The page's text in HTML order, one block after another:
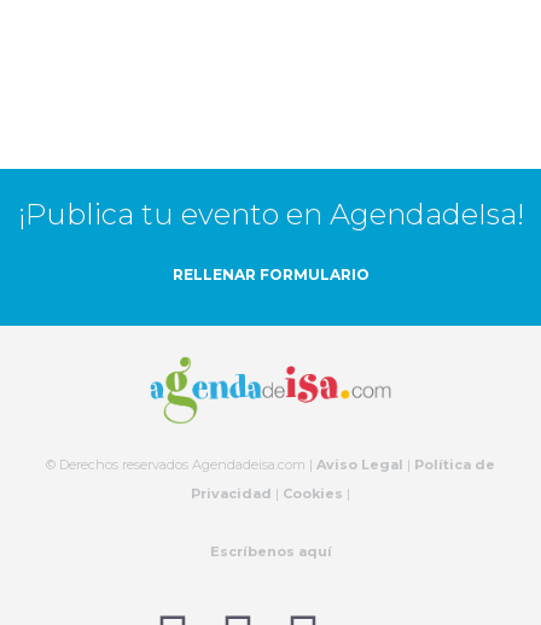
¡Publica tu evento en AgendadeIsa!
RELLENAR FORMULARIO
© Derechos reservados Agendadeisa.com | Aviso Legal | Política de
Privacidad | Cookies |
Escríbenos aquí